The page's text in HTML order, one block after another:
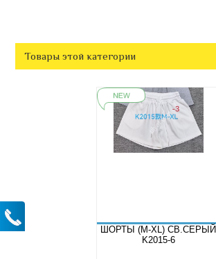
Товары этой категории
ШОРТЫ (M-XL) СВ.СЕРЫЙ
K2015-6